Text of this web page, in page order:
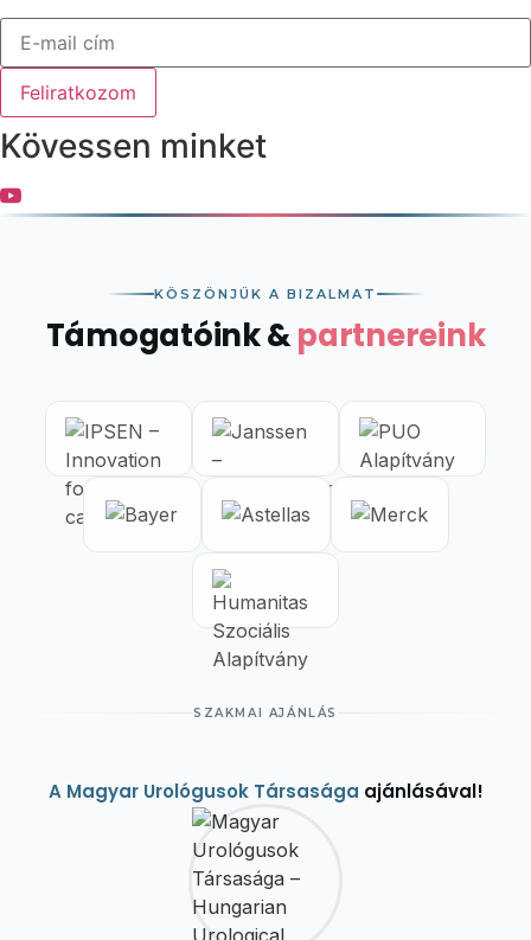
Feliratkozom
Kövessen minket
KÖSZÖNJÜK A BIZALMAT
Támogatóink &partnereink
SZAKMAI AJÁNLÁS
A Magyar Urológusok Társasága ajánlásával!